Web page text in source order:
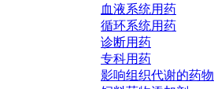
血液系统用药
循环系统用药
诊断用药
专科用药
影响组织代谢的药物